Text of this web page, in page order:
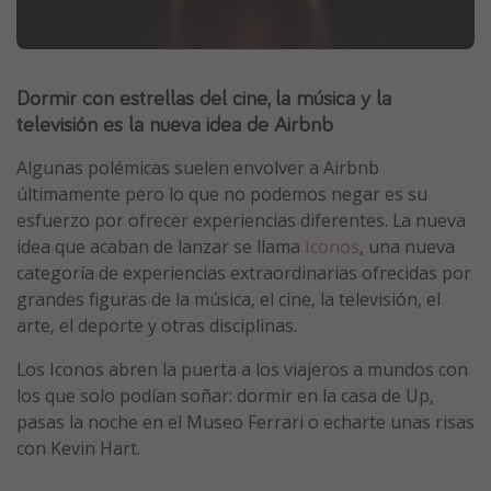
México
Tailandia
Maldivas
Albania
Inspiración para viajes
Camping
Viajes en tren
Viajar sola como mujer
Ofertas para Vacaciones Activas
Dormir con estrellas del cine, la música y la
televisión es la nueva idea de Airbnb
Algunas polémicas suelen envolver a Airbnb
últimamente pero lo que no podemos negar es su
esfuerzo por ofrecer experiencias diferentes. La nueva
idea que acaban de lanzar se llama Iconos, una nueva
categoría de experiencias extraordinarias ofrecidas por
grandes figuras de la música, el cine, la televisión, el
arte, el deporte y otras disciplinas.
Los Iconos abren la puerta a los viajeros a mundos con
los que solo podían soñar: dormir en la casa de Up,
pasas la noche en el Museo Ferrari o echarte unas risas
con Kevin Hart.